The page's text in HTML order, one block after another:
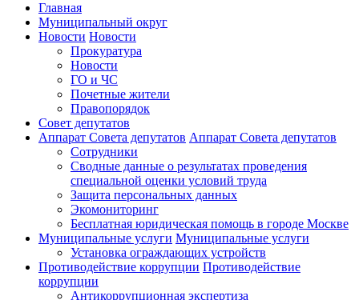
Главная
Муниципальный округ
Новости Новости
Прокуратура
Новости
ГО и ЧС
Почетные жители
Правопорядок
Совет депутатов
Аппарат Совета депутатов Аппарат Совета депутатов
Сотрудники
Сводные данные о результатах проведения
специальной оценки условий труда
Защита персональных данных
Экомониторинг
Бесплатная юридическая помощь в городе Москве
Муниципальные услуги Муниципальные услуги
Установка ограждающих устройств
Противодействие коррупции Противодействие
коррупции
Антикоррупционная экспертиза